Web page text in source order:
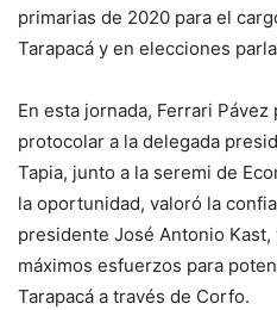
primarias de 2020 para el
Tarapacá y en elecciones
En esta jornada, Ferrari
protocolar a la delegada
Tapia, junto a la seremi de
la oportunidad, valoró la
presidente José Antonio
máximos esfuerzos para
Tarapacá a través de Corfo.